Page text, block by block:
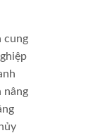
cung
nâng